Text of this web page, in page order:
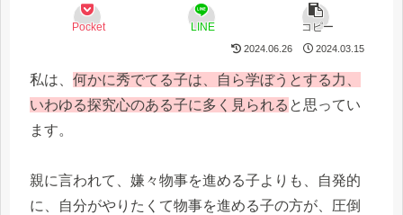
Pocket LINE コピー
2024.06.26 2024.03.15
私は、 何かに秀でてる子は、自ら学ぼうとする力、
いわゆる探究心のある子に多く見られる と思ってい
ます。
親に言われて、嫌々物事を進める子よりも、自発的
に、自分がやりたくて物事を進める子の方が、圧倒